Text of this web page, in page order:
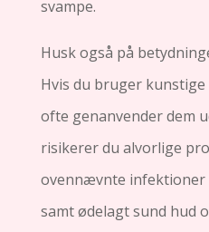
svampe.
Husk også på
Hvis du bruger
ofte genanvender dem
risikerer du alvorlige
ovennævnte infektioner
samt ødelagt sund hud